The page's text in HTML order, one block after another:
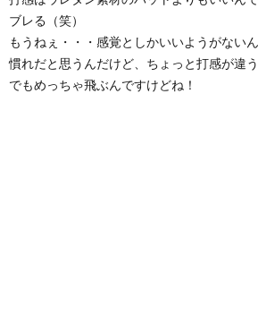
ブレる（笑）
もうねぇ・・・感覚としかいいようがない
慣れだと思うんだけど、ちょっと打感が違
でもめっちゃ飛ぶんですけどね！